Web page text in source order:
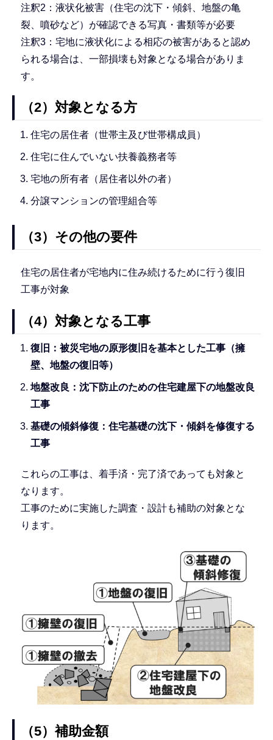
注釈2：液状化被害（住宅の沈下・傾斜、地盤の亀
裂、噴砂など）が確認できる写真・書類等が必要
注釈3：宅地に液状化による相応の被害があると認め
られる場合は、一部損壊も対象となる場合がありま
す。
（2）対象となる方
住宅の居住者（世帯主及び世帯構成員）
住宅に住んでいない扶養義務者等
宅地の所有者（居住者以外の者）
分譲マンションの管理組合等
（3）その他の要件
住宅の居住者が宅地内に住み続けるために行う復旧
工事が対象
（4）対象となる工事
復旧：被災宅地の原形復旧を基本とした工事（擁
壁、地盤の復旧等）
地盤改良：沈下防止のための住宅建屋下の地盤改良
工事
基礎の傾斜修復：住宅基礎の沈下・傾斜を修復する
工事
これらの工事は、着手済・完了済であっても対象と
なります。
工事のために実施した調査・設計も補助の対象とな
ります。
（5）補助金額